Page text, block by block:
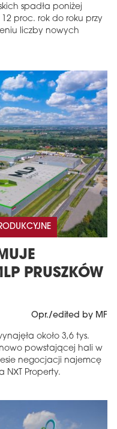
spadła poniżej
12 proc. rok do roku przy
liczby nowych
PRUSZKÓW
Opr./edited by MF
około 3,6 tys.
powstającej hali w
negocjacji najemcę
Property.